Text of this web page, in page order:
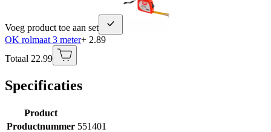
Voeg product toe aan set
OK rolmaat 3 meter+ 2.89
Totaal 22.99
Specificaties
Product
Productnummer 551401